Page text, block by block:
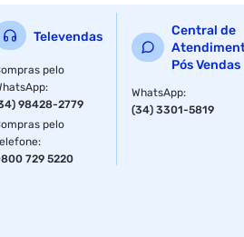
1. Agite bem antes de usar.
2. Ao aplicar o produto, mantenha o
da axila.
3. Espere secar antes de se vestir.
Precauções:
Televendas
pelo
:
98428-2779
pelo
:
729 5220
Central de
Pós Vendas
WhatsApp:
(34) 3301-5819